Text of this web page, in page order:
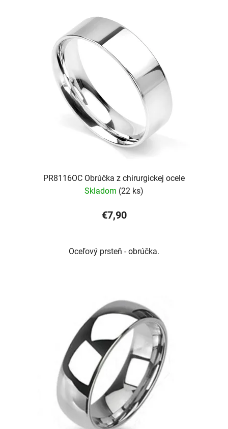
PR8116OC Obrúčka z chirurgickej ocele
Skladom (22 ks)
€7,90
Oceľový prsteň - obrúčka.